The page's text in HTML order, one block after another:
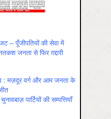
– पूँजीपतियों की सेवा में
जनता से फिर ग़द्दारी
: मज़दूर वर्ग और आम जनता के
पार्टियों की सम्पत्तियाँ